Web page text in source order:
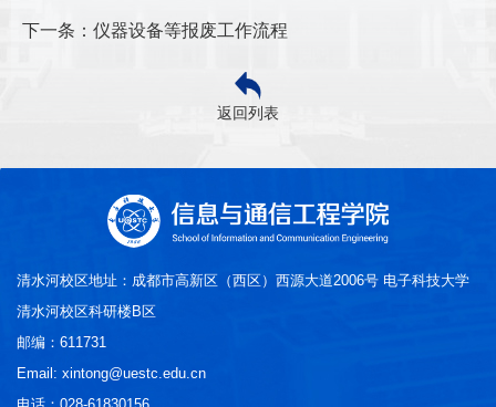
下一条：仪器设备等报废工作流程
返回列表
清水河校区地址：成都市高新区（西区）西源大道2006号 电子科技大学
清水河校区科研楼B区
邮编：611731
Email: xintong@uestc.edu.cn